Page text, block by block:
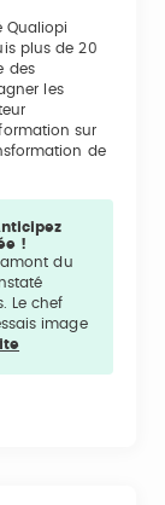
Qualiopi
plus de 20
des
les
sur
de
!
du
Le chef
image